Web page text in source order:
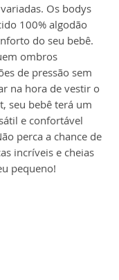
Os bodys
100% algodão
do seu bebê.
ombros
de pressão sem
na hora de vestir o
seu bebê terá um
e confortável
perca a chance de
incríveis e cheias
pequeno!